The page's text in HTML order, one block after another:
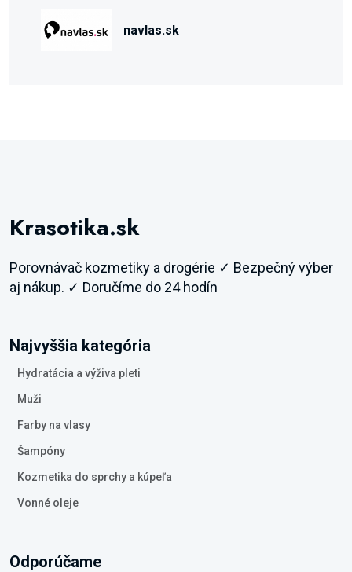
navlas.sk
Krasotika.sk
Porovnávač kozmetiky a drogérie ✓ Bezpečný výber
aj nákup. ✓ Doručíme do 24 hodín
Najvyššia kategória
Hydratácia a výživa pleti
Muži
Farby na vlasy
Šampóny
Kozmetika do sprchy a kúpeľa
Vonné oleje
Odporúčame